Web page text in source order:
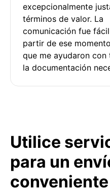
excepcionalmente
términos de valor. La
comunicación fue
partir de ese
que me ayudaron con
la documentación
Utilice
para un
conveniente